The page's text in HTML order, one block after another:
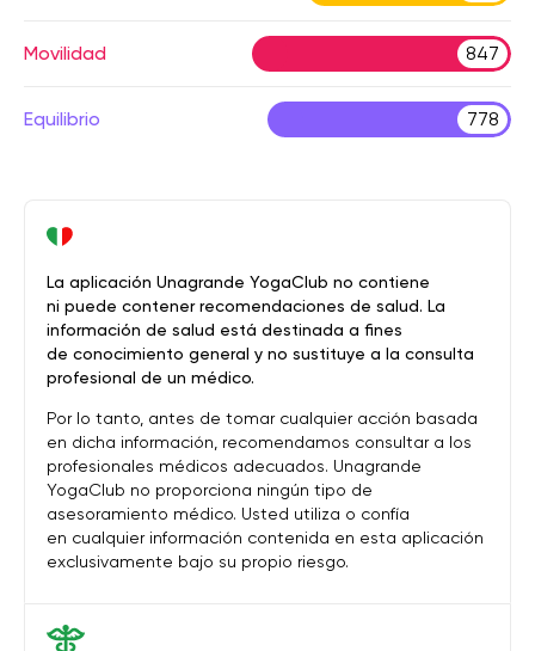
Movilidad 847
Equilibrio 778
La aplicación Unagrande YogaClub no contiene
ni puede contener recomendaciones de salud. La
información de salud está destinada a fines
de conocimiento general y no sustituye a la consulta
profesional de un médico.
Por lo tanto, antes de tomar cualquier acción basada
en dicha información, recomendamos consultar a los
profesionales médicos adecuados. Unagrande
YogaClub no proporciona ningún tipo de
asesoramiento médico. Usted utiliza o confía
en cualquier información contenida en esta aplicación
exclusivamente bajo su propio riesgo.